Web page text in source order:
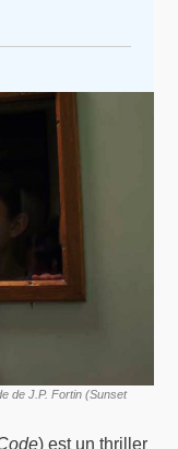
de J.P. Fortin (Sunset
) est un thriller